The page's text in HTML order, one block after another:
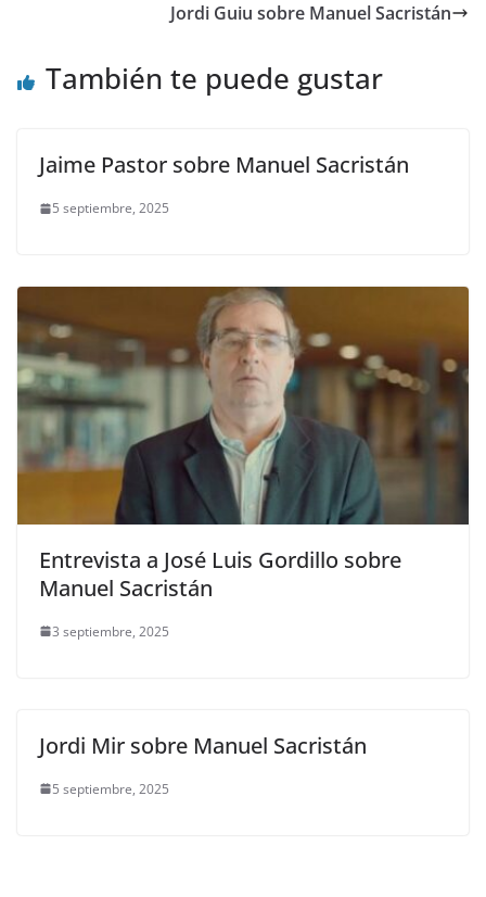
Jordi Guiu sobre Manuel Sacristán
También te puede gustar
Jaime Pastor sobre Manuel Sacristán
5 septiembre, 2025
Entrevista a José Luis Gordillo sobre
Manuel Sacristán
3 septiembre, 2025
Jordi Mir sobre Manuel Sacristán
5 septiembre, 2025